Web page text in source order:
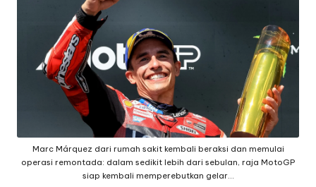
m
e Marc Márquez dari rumah sakit kembali beraksi dan memulai
operasi remontada: dalam sedikit lebih dari sebulan, raja MotoGP
siap kembali memperebutkan gelar…